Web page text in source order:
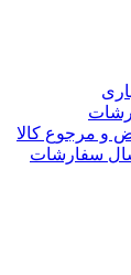
و مرجوع کالا
سفارشات